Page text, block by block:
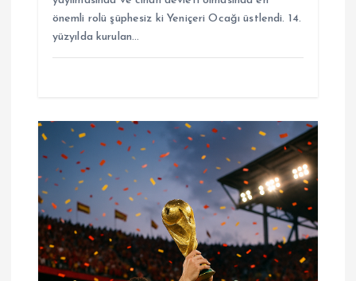
önemli rolü şüphesiz ki Yeniçeri Ocağı üstlendi. 14.
yüzyılda kurulan…